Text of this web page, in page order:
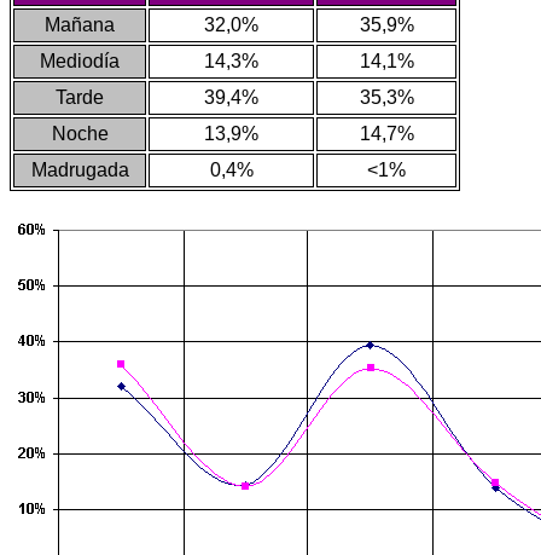
Mañana
32,0%
35,9%
Mediodía
14,3%
14,1%
Tarde
39,4%
35,3%
Noche
13,9%
14,7%
Madrugada
0,4% <1%